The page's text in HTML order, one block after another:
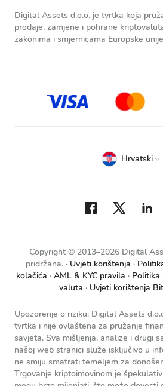
Digital Assets d.o.o. je tvrtka koja
prodaje, zamjene i pohrane
zakonima i smjernicama Europske
Copyright © 2013–2026 Digital
pridržana.
Uvjeti korištenja
kolačića
AML & KYC pravila
Politika
valuta
Uvjeti korištenja
Hrvatski
Upozorenje o riziku: Digital Assets
tvrtka i nije ovlaštena za pružanje
savjeta. Sva mišljenja, analize i drugi
našoj web stranici služe isključivo u
ne smiju smatrati temeljem za
Trgovanje kriptoimovinom je